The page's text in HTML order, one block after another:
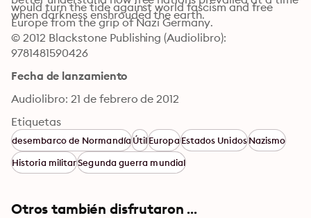
would turn the tide against world fascism and free
Europe from the grip of Nazi Germany.
when darkness enshrouded the earth.
© 2012 Blackstone Publishing (Audiolibro):
9781481590426
Fecha de lanzamiento
Audiolibro: 21 de febrero de 2012
Etiquetas
desembarco de NormandíaÚtilEuropaEstados UnidosNazismo
Historia militarSegunda guerra mundial
Otros también disfrutaron ...